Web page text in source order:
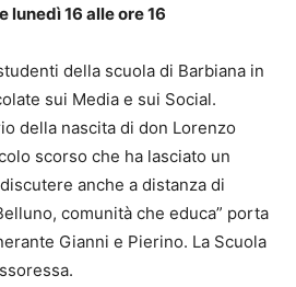
lunedì 16 alle ore 16
della scuola di Barbiana in
sui Media e sui Social.
della nascita di don Lorenzo
scorso che ha lasciato un
anche a distanza di
comunità che educa” porta
Gianni e Pierino. La Scuola